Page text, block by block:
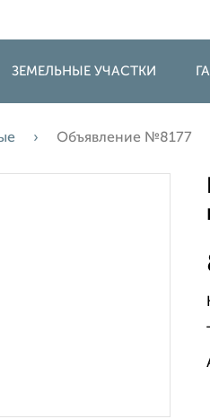
ЗЕМЕЛЬНЫЕ УЧАСТКИ
Объявление №8177